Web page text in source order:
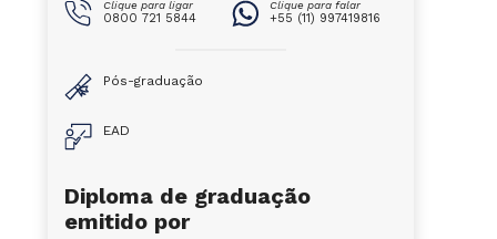
Clique para ligar
0800 721 5844
Clique para falar
+55 (11) 997419816
Pós-graduação
EAD
Diploma de graduação
emitido por